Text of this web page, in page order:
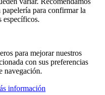
papelería para confirmar la
específicos.
para mejorar nuestros
con sus preferencias
navegación.
información